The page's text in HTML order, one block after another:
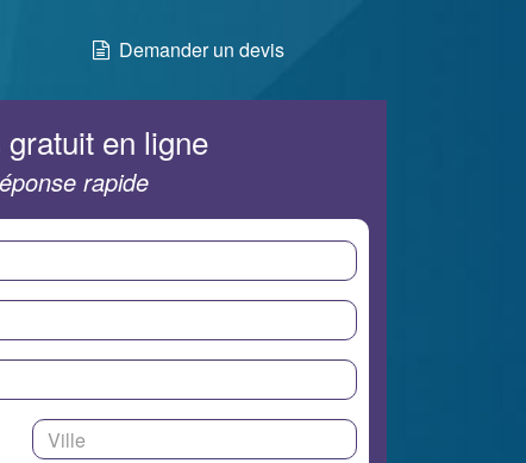
Demander un devis
gratuit en ligne
rapide